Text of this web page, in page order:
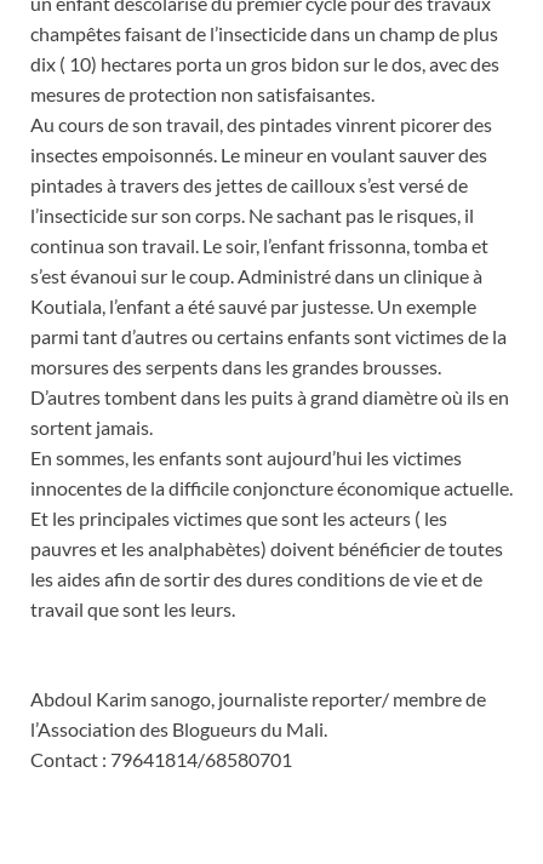
champêtes faisant de l’insecticide dans un champ de plus
dix ( 10) hectares porta un gros bidon sur le dos, avec des
mesures de protection non satisfaisantes.
Au cours de son travail, des pintades vinrent picorer des
insectes empoisonnés. Le mineur en voulant sauver des
pintades à travers des jettes de cailloux s’est versé de
l’insecticide sur son corps. Ne sachant pas le risques, il
continua son travail. Le soir, l’enfant frissonna, tomba et
s’est évanoui sur le coup. Administré dans un clinique à
Koutiala, l’enfant a été sauvé par justesse. Un exemple
parmi tant d’autres ou certains enfants sont victimes de la
morsures des serpents dans les grandes brousses.
D’autres tombent dans les puits à grand diamètre où ils en
sortent jamais.
En sommes, les enfants sont aujourd’hui les victimes
innocentes de la difficile conjoncture économique actuelle.
Et les principales victimes que sont les acteurs ( les
pauvres et les analphabètes) doivent bénéficier de toutes
les aides afin de sortir des dures conditions de vie et de
travail que sont les leurs.
Abdoul Karim sanogo, journaliste reporter/ membre de
l’Association des Blogueurs du Mali.
Contact : 79641814/68580701